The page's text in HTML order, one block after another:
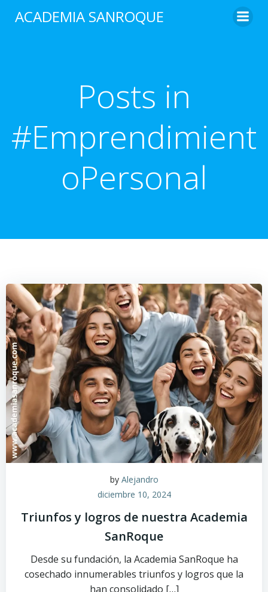
al
ACADEMIA SANROQUE
Posts in
#Emprendimient
oPersonal
by Alejandro
diciembre 10, 2024
Triunfos y logros de nuestra Academia
SanRoque
Desde su fundación, la Academia SanRoque ha
cosechado innumerables triunfos y logros que la
han consolidado […]